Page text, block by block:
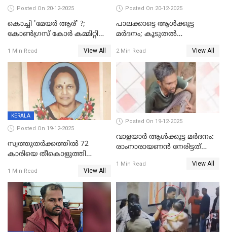
Posted On 20-12-2025
കൊച്ചി 'മേയർ ആര്' ?;
കോണ്‍ഗ്രസ് കോര്‍ കമ്മിറ്റി
1 Min Read View All
Posted On 20-12-2025
പാലക്കാട്ടെ ആള്‍ക്കൂട്ട
മര്‍ദനം; കൂടുതല്‍
അംഗ സംഘമെന്ന് വിവരം
2 Min Read View All
KERALA
Posted On 19-12-2025
സ്വത്തുതര്‍ക്കത്തില്‍ 72
കാരിയെ തീകൊളുത്തി
ക്രൂരകൊലപാതകത്തില്‍
സഹോദരിപുത്രന് ജീവപര്യന്തം
1 Min Read View All
Posted On 19-12-2025
വാളയാർ ആൾക്കൂട്ട മർദനം:
രാംനാരായണൻ നേരിട്ടത്
നാൽപ്പതിലേറെ
റിപ്പോർട്ട്
1 Min Read View All